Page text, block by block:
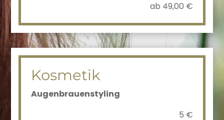
ab 49,00 €
Kosmetik
Augenbrauenstyling
5 €